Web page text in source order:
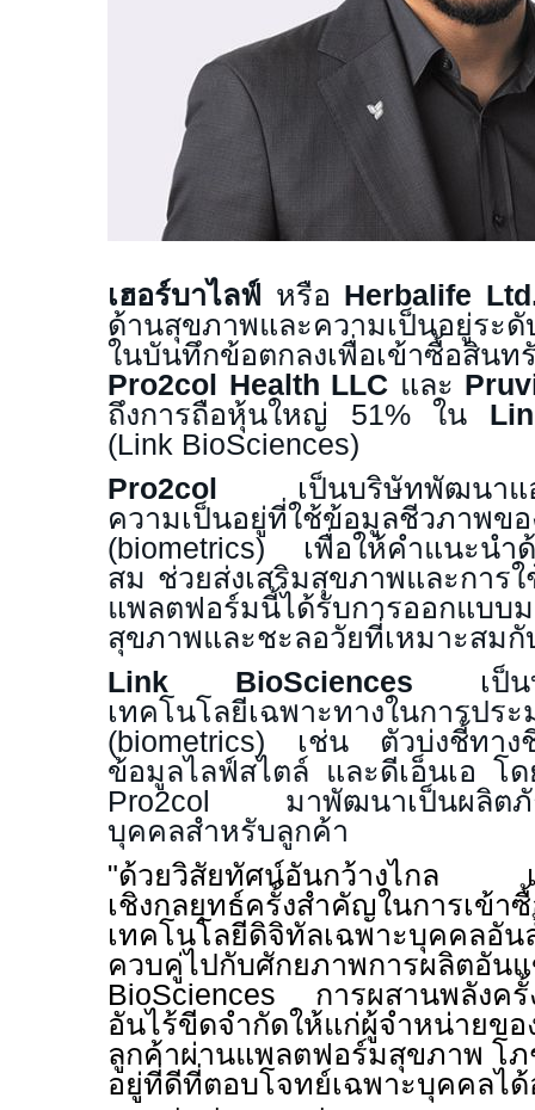
เฮอร์บาไลฟ์ หรือ Herbalife
ด้านสุขภาพและความเป็นอยู่ระ
ในบันทึกข้อตกลงเพื่อเข้าซื้อสินท
Pro2col Health LLC และ
ถึงการถือหุ้นใหญ่ 51%ใน
(Link BioSciences)
Pro2col
เป็นบริษัทพัฒนา
ความเป็นอยู่ที่ใช้ข้อมูลชีวภาพข
(biometrics) เพื่อให้คำแนะนำ
สม ช่วยส่งเสริมสุขภาพและการ
แพลตฟอร์มนี้ได้รับการออกแบบ
สุขภาพและชะลอวัยที่เหมาะสม
Link BioSciences
เป็
เทคโนโลยีเฉพาะทางในการปร
(biometrics) เช่น ตัวบ่งชี้ทาง
ข้อมูลไลฟ์สไตล์ และดีเอ็นเอ โ
Pro2col มาพัฒนาเป็นผลิต
บุคคลสำหรับลูกค้า
"ด้วยวิสัยทัศน์อันกว้างไกล เ
เชิงกลยุทธ์ครั้งสำคัญในการเข้า
เทคโนโลยีดิจิทัลเฉพาะบุคคล
ควบคู่ไปกับศักยภาพการผลิต
BioSciences การผสานพลังค
อันไร้ขีดจำกัดให้แก่ผู้จำหน่ายข
ลูกค้าผ่านแพลตฟอร์มสุขภาพ โภ
อยู่ที่ดีที่ตอบโจทย์เฉพาะบุคคลได้